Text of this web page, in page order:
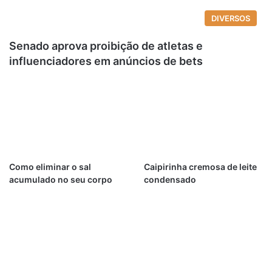
DIVERSOS
Senado aprova proibição de atletas e
influenciadores em anúncios de bets
Como eliminar o sal
acumulado no seu corpo
Caipirinha cremosa de leite
condensado